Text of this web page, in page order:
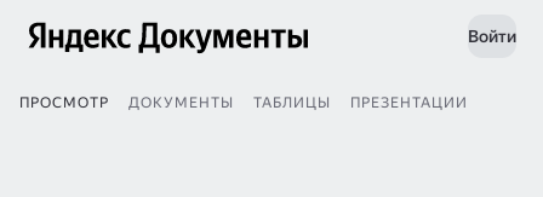
Войти
ПРОСМОТР ДОКУМЕНТЫ ТАБЛИЦЫ ПРЕЗЕНТАЦИИ